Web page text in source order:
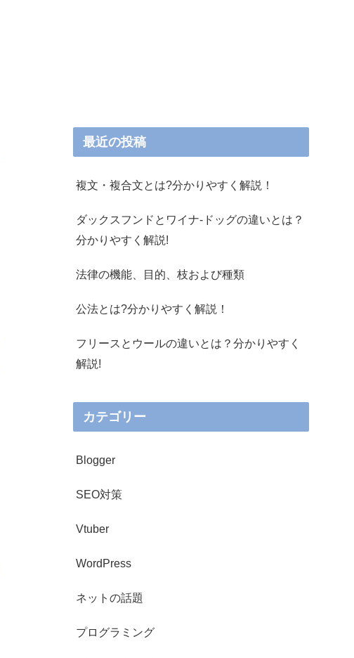
最近の投稿
複文・複合文とは?分かりやすく解説！
ダックスフンドとワイナ-ドッグの違いとは？
分かりやすく解説!
法律の機能、目的、枝および種類
公法とは?分かりやすく解説！
フリースとウールの違いとは？分かりやすく
解説!
カテゴリー
Blogger
SEO対策
Vtuber
WordPress
ネットの話題
プログラミング